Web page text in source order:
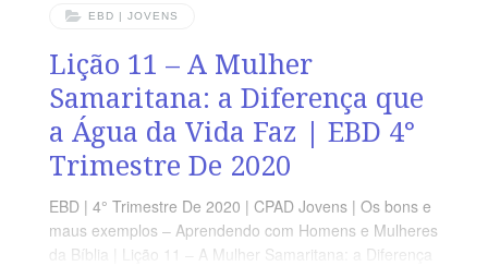
EBD | JOVENS
Lição 11 – A Mulher
Samaritana: a Diferença que
a Água da Vida Faz | EBD 4°
Trimestre De 2020
EBD | 4° Trimestre De 2020 | CPAD Jovens | Os bons e
maus exemplos – Aprendendo com Homens e Mulheres
da Bíblia | Lição 11 – A Mulher Samaritana: a Diferença